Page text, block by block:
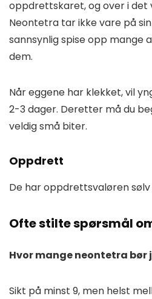
oppdrettskaret, og over i det
Neontetra tar ikke vare på
sannsynlig spise opp mange
dem.
Når eggene har klekket, vil
2-3 dager. Deretter må du
veldig små biter.
Oppdrett
De har oppdrettsvaløren sølv
Ofte stilte spørsmål
Hvor mange neontetra bør
Sikt på minst 9, men helst